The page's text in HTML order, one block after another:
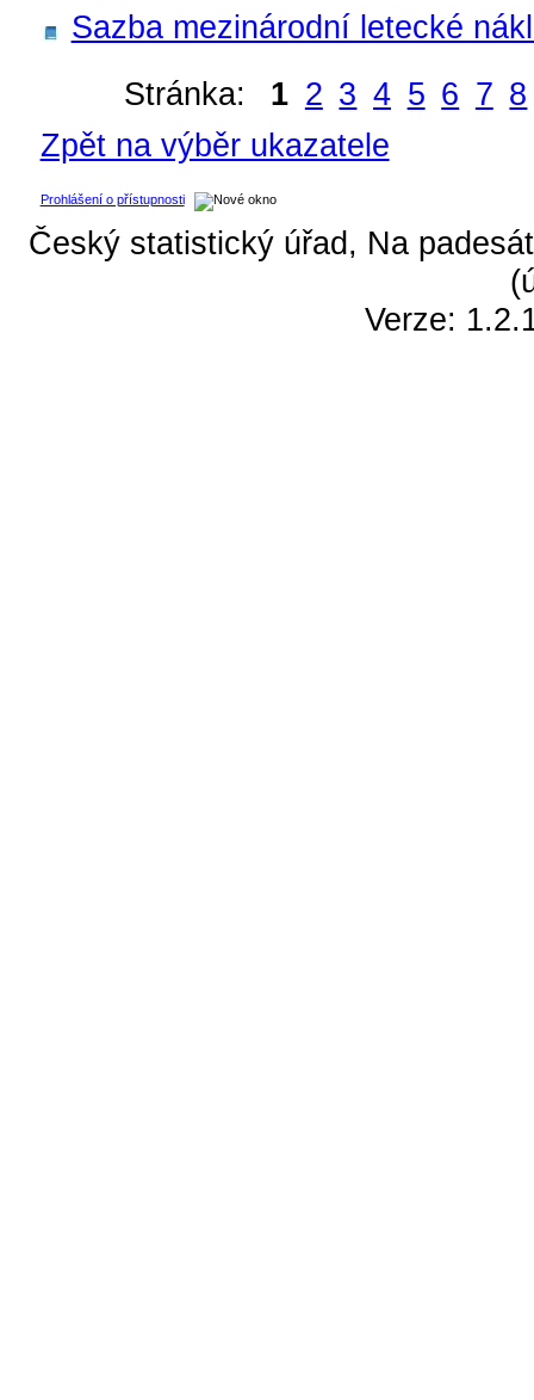
Sazba mezinárodní letecké
Stránka:
1 2 3 4 5 6 7 8
Zpět na výběr ukazatele
Prohlášení o přístupnosti
Český statistický úřad, Na
Verze: